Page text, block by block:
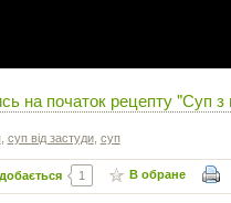
на початок рецепту "Суп з
, суп від застуди, суп
1 В обране